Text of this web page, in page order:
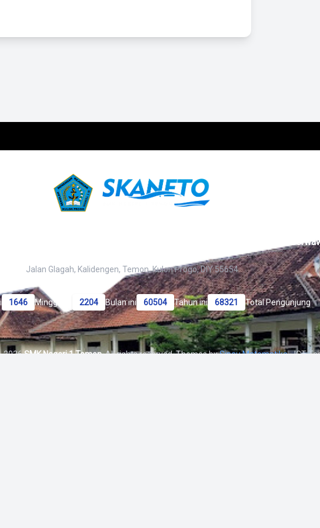
Kejuruan Berbasis Ketarunaan, Maritim, Pengolahan, Pemesinan,
mencetak generasi yang berakhlak mulia, kompeten, berbudaya dan
Jalan Glagah, Kalidengen, Temon, Kulon Progo, DIY 55654
1646 Minggu ini 2204 Bulan ini 60504 Tahun ini 68321 Total Pengunjung
2026SMK Negeri 1 Temon. All rights reserved. Themes bySinau Matematika- ICT